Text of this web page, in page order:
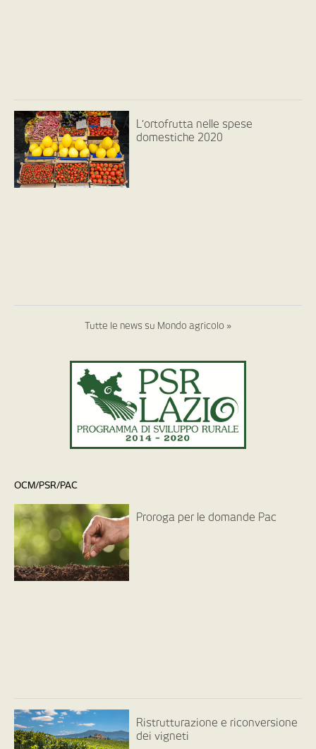
L’ortofrutta nelle spese
domestiche 2020
Tutte le news su Mondo agricolo »
OCM/PSR/PAC
Proroga per le domande Pac
Ristrutturazione e riconversione
dei vigneti